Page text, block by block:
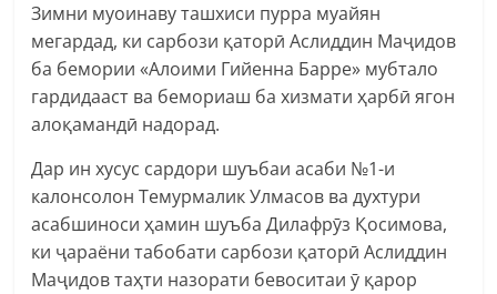
Зимни муоинаву ташхиси пурра муайян
мегардад, ки сарбози қаторӣ Аслиддин Маҷидов
ба бемории «Алоими Гийенна Барре» мубтало
гардидааст ва бемориаш ба хизмати ҳарбӣ ягон
алоқамандӣ надорад.
Дар ин хусус сардори шуъбаи асаби №1-и
калонсолон Темурмалик Улмасов ва духтури
асабшиноси ҳамин шуъба Дилафрӯз Қосимова,
ки ҷараёни табобати сарбози қаторӣ Аслиддин
Маҷидов таҳти назорати бевоситаи ӯ қарор